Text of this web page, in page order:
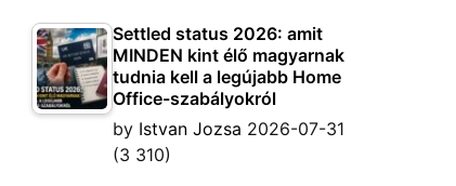
Settled status 2026: amit
MINDEN kint élő magyarnak
tudnia kell a legújabb Home
Office-szabályokról
by Istvan Jozsa 2026-07-31
(3 310)